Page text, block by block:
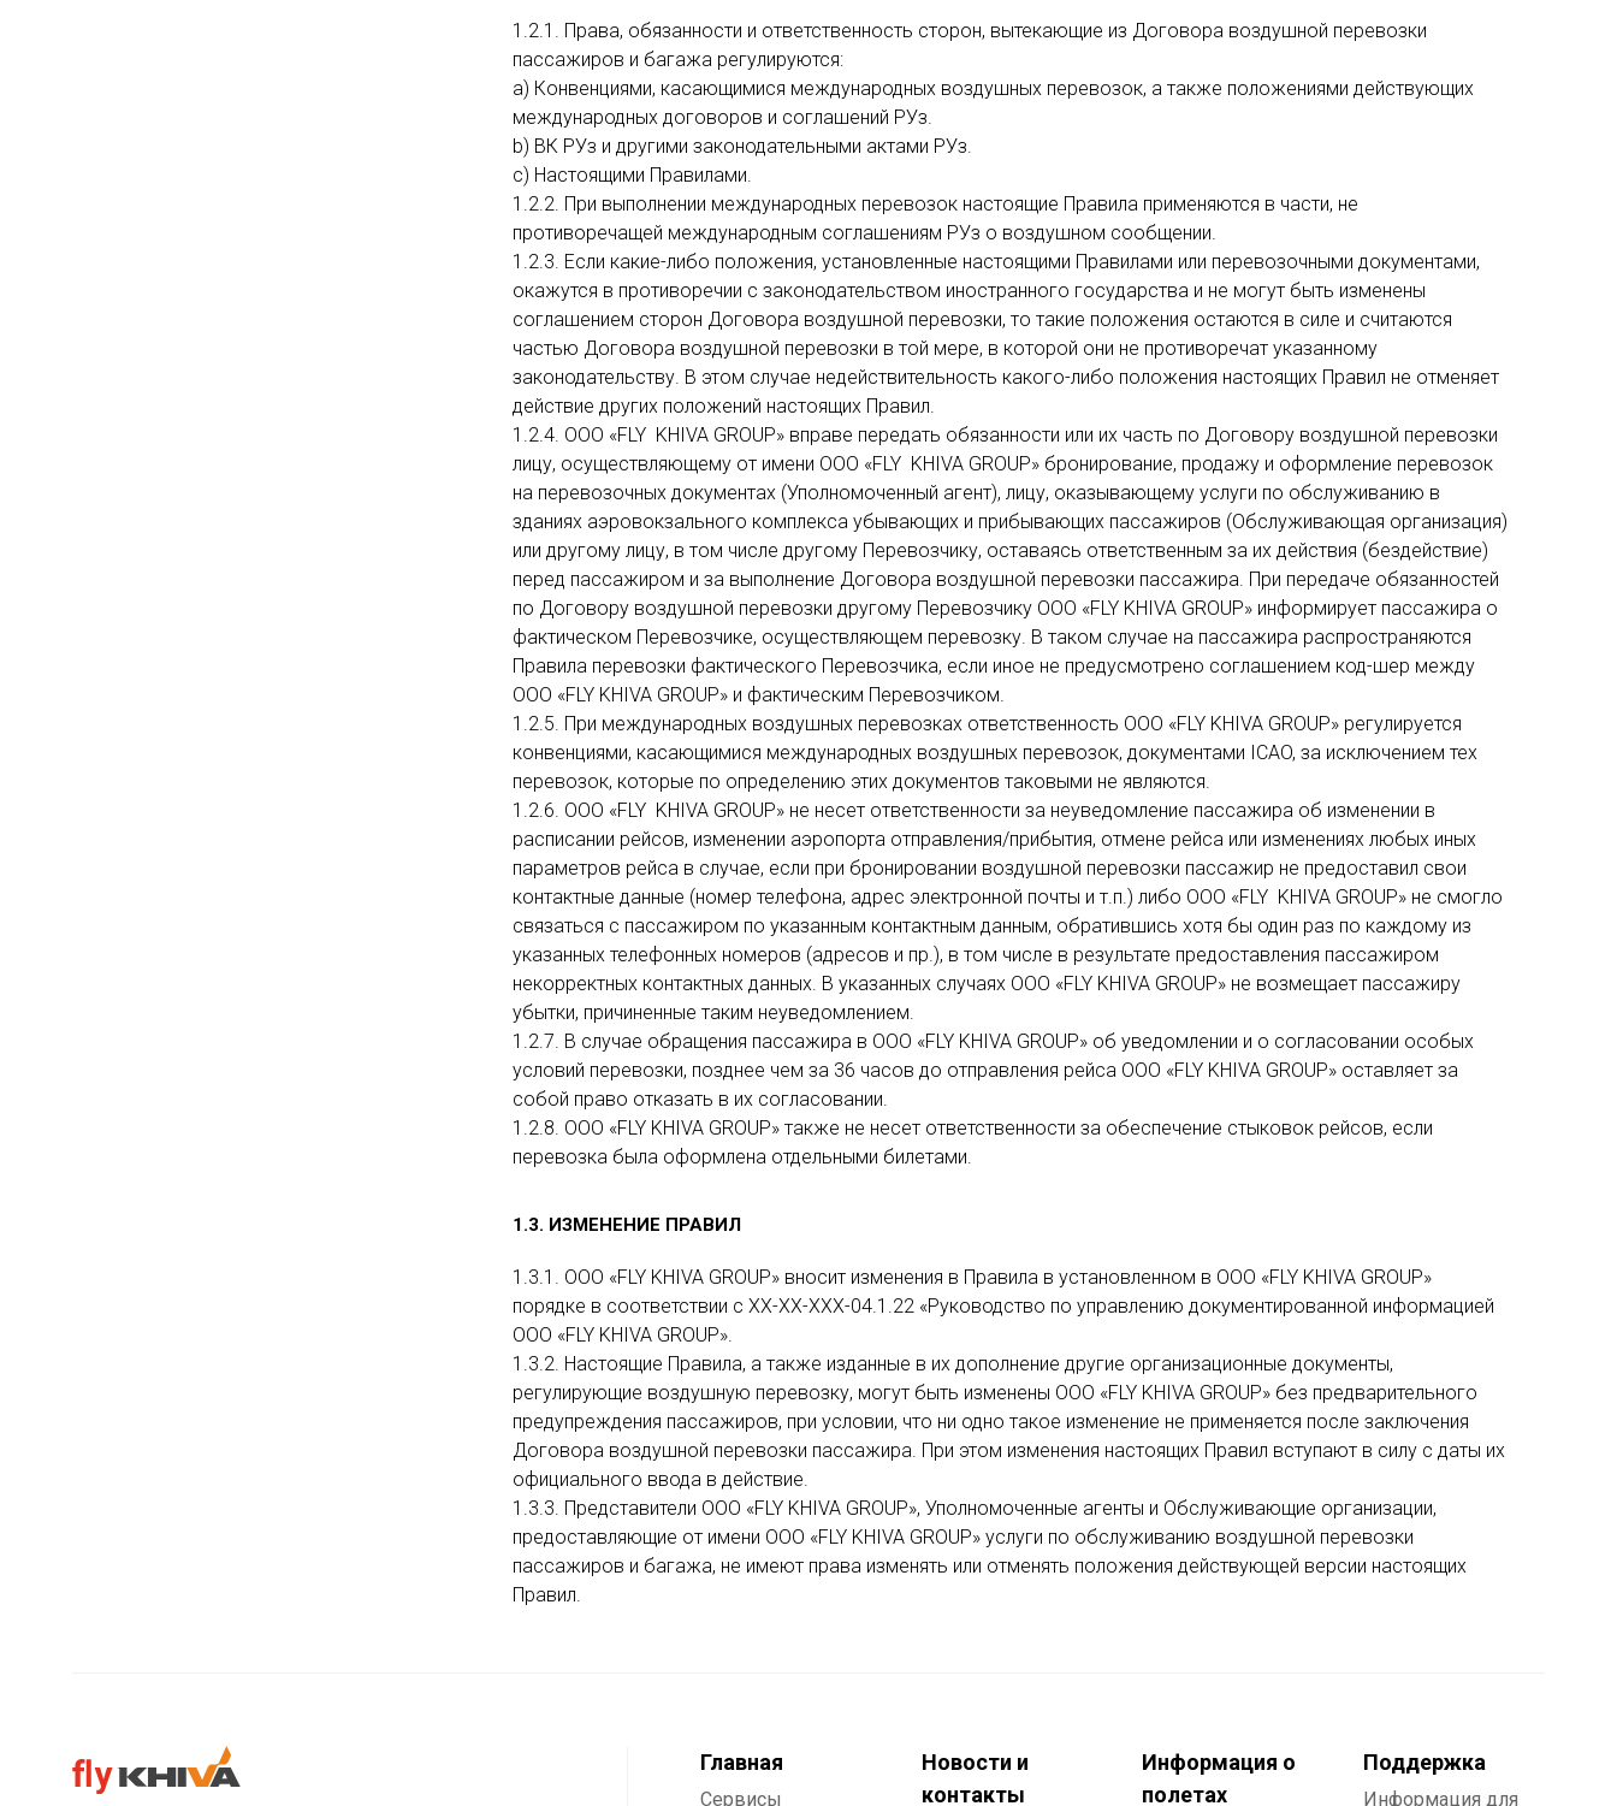
1.2.1. Права, обязанности и ответственность сторон, вытекающие из Договора воздушной перевозки
пассажиров и багажа регулируются:
a) Конвенциями, касающимися международных воздушных перевозок, а также положениями действующих
международных договоров и соглашений РУз.
b) ВК РУз и другими законодательными актами РУз.
c) Настоящими Правилами.
1.2.2. При выполнении международных перевозок настоящие Правила применяются в части, не
противоречащей международным соглашениям РУз о воздушном сообщении.
1.2.3. Если какие-либо положения, установленные настоящими Правилами или перевозочными документами,
окажутся в противоречии с законодательством иностранного государства и не могут быть изменены
соглашением сторон Договора воздушной перевозки, то такие положения остаются в силе и считаются
частью Договора воздушной перевозки в той мере, в которой они не противоречат указанному
законодательству. В этом случае недействительность какого-либо положения настоящих Правил не отменяет
действие других положений настоящих Правил.
1.2.4. ООО «FLY KHIVA GROUP» вправе передать обязанности или их часть по Договору воздушной перевозки
лицу, осуществляющему от имени ООО «FLY KHIVA GROUP» бронирование, продажу и оформление перевозок
на перевозочных документах (Уполномоченный агент), лицу, оказывающему услуги по обслуживанию в
зданиях аэровокзального комплекса убывающих и прибывающих пассажиров (Обслуживающая организация)
или другому лицу, в том числе другому Перевозчику, оставаясь ответственным за их действия (бездействие)
перед пассажиром и за выполнение Договора воздушной перевозки пассажира. При передаче обязанностей
по Договору воздушной перевозки другому Перевозчику ООО «FLY KHIVA GROUP» информирует пассажира о
фактическом Перевозчике, осуществляющем перевозку. В таком случае на пассажира распространяются
Правила перевозки фактического Перевозчика, если иное не предусмотрено соглашением код-шер между
ООО «FLY KHIVA GROUP» и фактическим Перевозчиком.
1.2.5. При международных воздушных перевозках ответственность ООО «FLY KHIVA GROUP» регулируется
конвенциями, касающимися международных воздушных перевозок, документами ICAO, за исключением тех
перевозок, которые по определению этих документов таковыми не являются.
1.2.6. ООО «FLY KHIVA GROUP» не несет ответственности за неуведомление пассажира об изменении в
расписании рейсов, изменении аэропорта отправления/прибытия, отмене рейса или изменениях любых иных
параметров рейса в случае, если при бронировании воздушной перевозки пассажир не предоставил свои
контактные данные (номер телефона, адрес электронной почты и т.п.) либо ООО «FLY KHIVA GROUP» не смогло
связаться с пассажиром по указанным контактным данным, обратившись хотя бы один раз по каждому из
указанных телефонных номеров (адресов и пр.), в том числе в результате предоставления пассажиром
некорректных контактных данных. В указанных случаях ООО «FLY KHIVA GROUP» не возмещает пассажиру
убытки, причиненные таким неуведомлением.
1.2.7. В случае обращения пассажира в ООО «FLY KHIVA GROUP» об уведомлении и о согласовании особых
условий перевозки, позднее чем за 36 часов до отправления рейса ООО «FLY KHIVA GROUP» оставляет за
собой право отказать в их согласовании.
1.2.8. ООО «FLY KHIVA GROUP» также не несет ответственности за обеспечение стыковок рейсов, если
перевозка была оформлена отдельными билетами.
1.3. ИЗМЕНЕНИЕ ПРАВИЛ
1.3.1. ООО «FLY KHIVA GROUP» вносит изменения в Правила в установленном в ООО «FLY KHIVA GROUP»
порядке в соответствии с ХХ-ХХ-ХХХ-04.1.22 «Руководство по управлению документированной информацией
ООО «FLY KHIVA GROUP».
1.3.2. Настоящие Правила, а также изданные в их дополнение другие организационные документы,
регулирующие воздушную перевозку, могут быть изменены ООО «FLY KHIVA GROUP» без предварительного
предупреждения пассажиров, при условии, что ни одно такое изменение не применяется после заключения
Договора воздушной перевозки пассажира. При этом изменения настоящих Правил вступают в силу с даты их
официального ввода в действие.
1.3.3. Представители ООО «FLY KHIVA GROUP», Уполномоченные агенты и Обслуживающие организации,
предоставляющие от имени ООО «FLY KHIVA GROUP» услуги по обслуживанию воздушной перевозки
пассажиров и багажа, не имеют права изменять или отменять положения действующей версии настоящих
Правил.
Главная
Сервисы
Новости и
контакты
Информация о
полетах
Поддержка
Информация для